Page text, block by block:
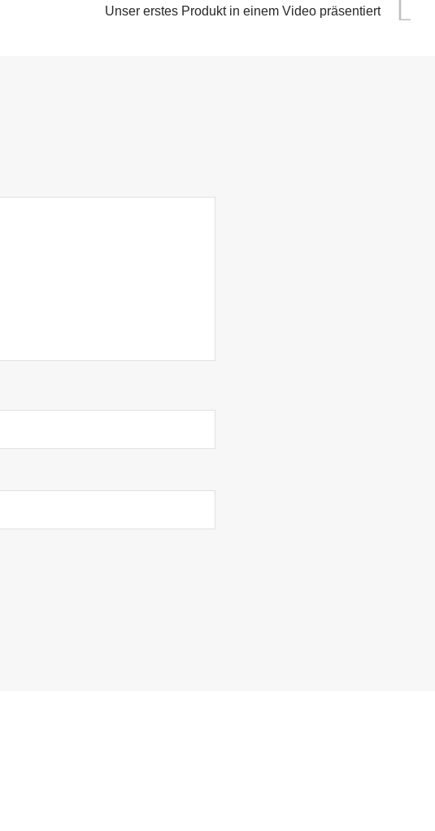
Unser erstes Produkt in einem Video präsentiert